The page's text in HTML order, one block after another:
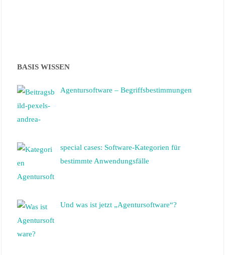
BASIS WISSEN
Agentursoftware – Begriffsbestimmungen
special cases: Software-Kategorien für
bestimmte Anwendungsfälle
Und was ist jetzt „Agentursoftware“?